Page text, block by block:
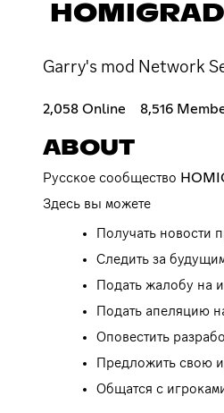
HOMIGRAD
Garry's mod Network
2,058 Online 8,516
ABOUT
Русское сообщество
Здесь вы можете
Получать новости
Следить за
Подать жалобу на
Подать апеляцию
Оповестить
Предложить свою
Общатся с